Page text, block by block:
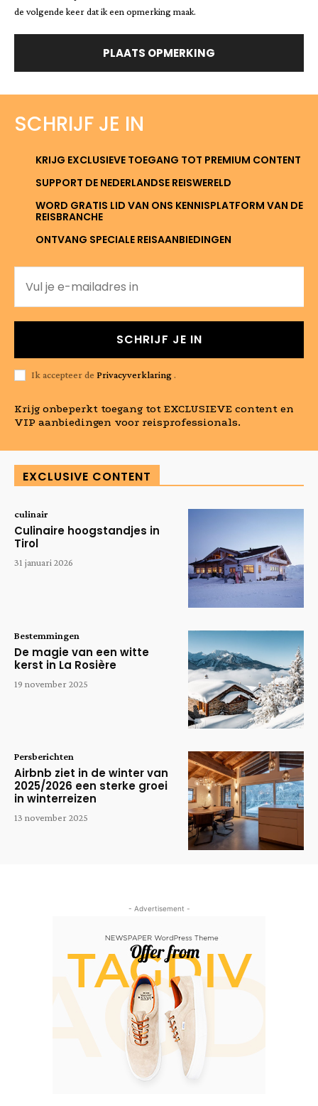
de volgende keer dat ik een opmerking maak.
SCHRIJF JE IN
KRIJG EXCLUSIEVE TOEGANG TOT PREMIUM CONTENT
SUPPORT DE NEDERLANDSE REISWERELD
WORD GRATIS LID VAN ONS KENNISPLATFORM VAN DE
REISBRANCHE
ONTVANG SPECIALE REISAANBIEDINGEN
SCHRIJF JE IN
Ik accepteer de Privacyverklaring .
Krijg onbeperkt toegang tot EXCLUSIEVE content en
VIP aanbiedingen voor reisprofessionals.
EXCLUSIVE CONTENT
culinair
Culinaire hoogstandjes in
Tirol
31 januari 2026
Bestemmingen
De magie van een witte
kerst in La Rosière
19 november 2025
Persberichten
Airbnb ziet in de winter van
2025/2026 een sterke groei
in winterreizen
13 november 2025
- Advertisement -